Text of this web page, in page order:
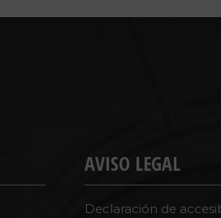
AVISO LEGAL
Declaración de